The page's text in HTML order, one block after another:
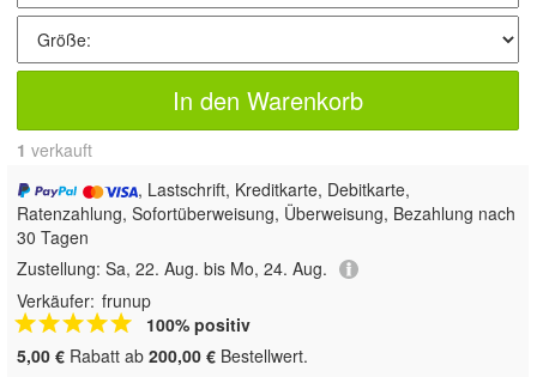
In den Warenkorb
1 verkauft
, Lastschrift, Kreditkarte, Debitkarte,
Ratenzahlung, Sofortüberweisung, Überweisung, Bezahlung nach
30 Tagen
Zustellung: Sa, 22. Aug. bis Mo, 24. Aug.
Verkäufer: frunup
100% positiv
5,00 € Rabatt ab 200,00 € Bestellwert.